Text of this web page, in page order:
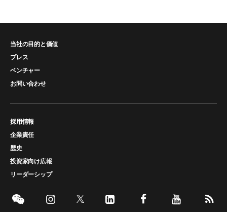
当社の目的と価値
プレス
ベンチャー
お問い合わせ
採用情報
企業責任
歴史
投資家向け広報
リーダーシップ